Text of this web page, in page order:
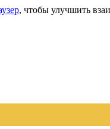
, чтобы улучшить